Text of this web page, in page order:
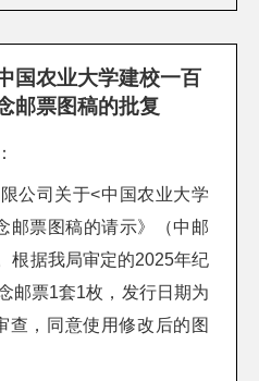
国农业大学建校一百
邮票图稿的批复
公司关于<中国农业大学
邮票图稿的请示》（中邮
根据我局审定的2025年纪
邮票1套1枚，发行日期为
查，同意使用修改后的图